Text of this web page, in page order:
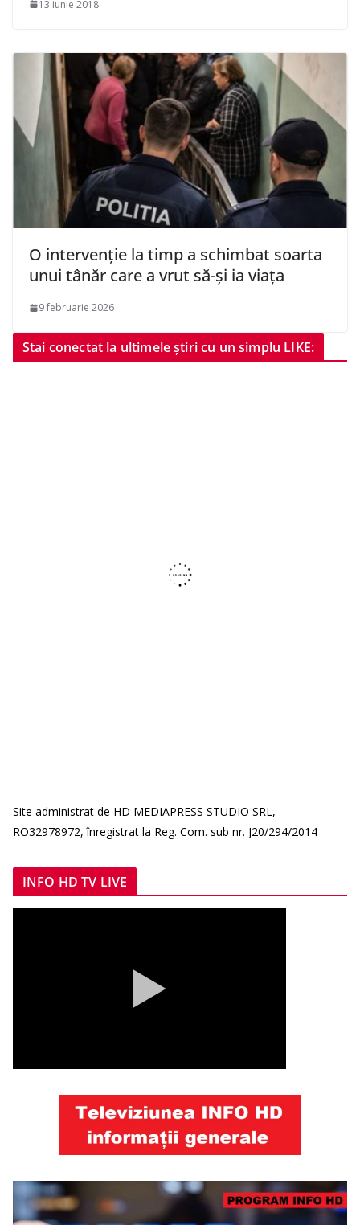
13 iunie 2018
O intervenție la timp a schimbat soarta
unui tânăr care a vrut să-și ia viața
9 februarie 2026
Stai conectat la ultimele știri cu un simplu LIKE:
Site administrat de HD MEDIAPRESS STUDIO SRL,
RO32978972, înregistrat la Reg. Com. sub nr. J20/294/2014
INFO HD TV LIVE